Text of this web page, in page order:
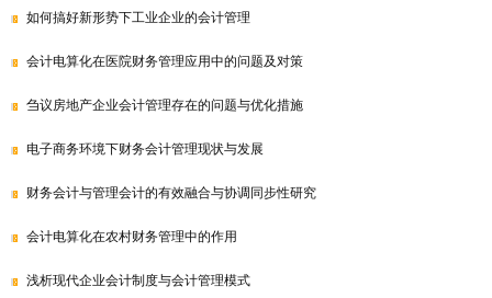
如何搞好新形势下工业企业的会计管理
会计电算化在医院财务管理应用中的问题及对策
刍议房地产企业会计管理存在的问题与优化措施
电子商务环境下财务会计管理现状与发展
财务会计与管理会计的有效融合与协调同步性研究
会计电算化在农村财务管理中的作用
浅析现代企业会计制度与会计管理模式